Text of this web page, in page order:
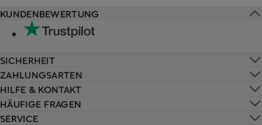
HILFE & KONTAKT
HÄUFIGE FRAGEN
SERVICE
KUNDENBEWERTUNG
SICHERHEIT
ZAHLUNGSARTEN